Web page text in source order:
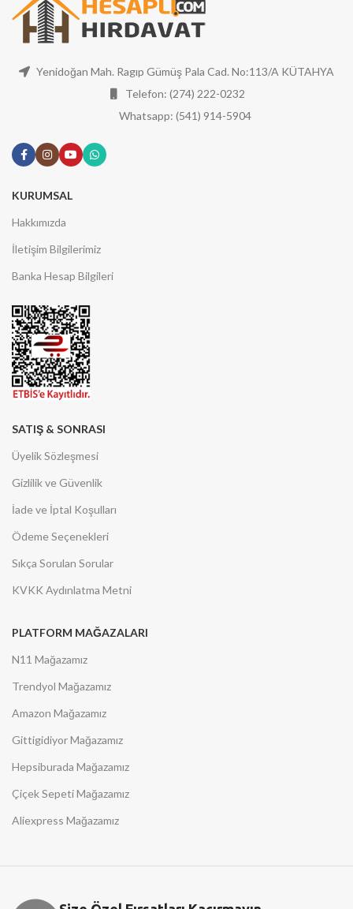
Yenidoğan Mah. Ragıp Gümüş Pala Cad. No:113/A KÜTAHYA
Telefon: (274) 222-0232
Whatsapp: (541) 914-5904
KURUMSAL
Hakkımızda
İletişim Bilgilerimiz
Banka Hesap Bilgileri
SATIŞ & SONRASI
Üyelik Sözleşmesi
Gizlilik ve Güvenlik
İade ve İptal Koşulları
Ödeme Seçenekleri
Sıkça Sorulan Sorular
KVKK Aydınlatma Metni
PLATFORM MAĞAZALARI
N11 Mağazamız
Trendyol Mağazamız
Amazon Mağazamız
Gittigidiyor Mağazamız
Hepsiburada Mağazamız
Çiçek Sepeti Mağazamız
Aliexpress Mağazamız